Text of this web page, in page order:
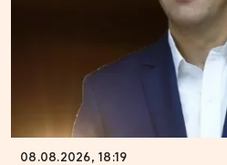
08.08.2026, 18:19